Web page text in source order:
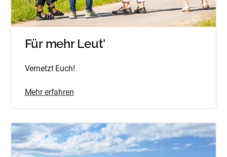
Für mehr Leut'
Vernetzt Euch!
Mehr erfahren